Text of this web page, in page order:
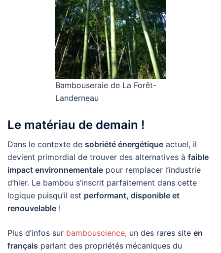
Bambouseraie de La Forêt-
Landerneau
Le matériau de demain !
Dans le contexte de sobriété énergétique actuel, il
devient primordial de trouver des alternatives à faible
impact environnementale pour remplacer l’industrie
d’hier. Le bambou s’inscrit parfaitement dans cette
logique puisqu’il est performant, disponible et
renouvelable !
Plus d’infos sur bambouscience, un des rares site en
français parlant des propriétés mécaniques du